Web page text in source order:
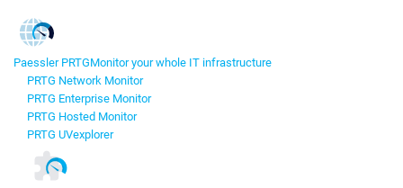
Paessler PRTGMonitor your whole IT infrastructure
PRTG Network Monitor
PRTG Enterprise Monitor
PRTG Hosted Monitor
PRTG UVexplorer